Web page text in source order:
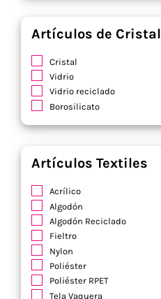
Artículos de Cristal
Cristal
Vidrio
Vidrio reciclado
Borosilicato
Artículos Textiles
Acrílico
Algodón
Algodón Reciclado
Fieltro
Nylon
Poliéster
Poliéster RPET
Tela Vaquera